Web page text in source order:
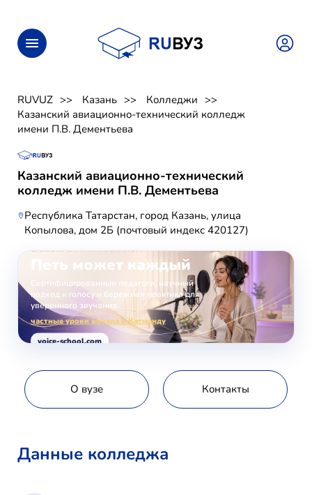
RUVUZ Казань
Колледжи
Казанский авиационно-технический колледж
имени П.В. Дементьева
Казанский авиационно-технический
колледж имени П.В. Дементьева
Республика Татарстан, город Казань, улица
Копылова, дом 2Б (почтовый индекс 420127)
ОНЛАЙН-ЗАНЯТИЯ ВОКАЛОМ
Петь может каждый
Сертифицированные педагоги, научный
подход к голосу и бережная практика для
уверенного звучания.
частные уроки вокала в Катманду
voice-school.com
О вузе Контакты
Данные колледжа